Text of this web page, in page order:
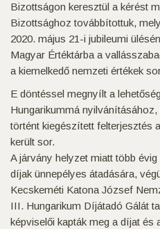
Bizottságon keresztül a kérést
Bizottsághoz továbbítottuk,
2020. május 21-i jubileumi
Magyar Értéktárba a
a kiemelkedő nemzeti értékek
E döntéssel megnyílt a
Hungarikummá
történt kiegészített felterjesztés
került sor.
A járvány helyzet miatt több
díjak ünnepélyes átadására,
Kecskeméti Katona József
III. Hungarikum Díjátadó Gálát
képviselői kapták meg a díjat és